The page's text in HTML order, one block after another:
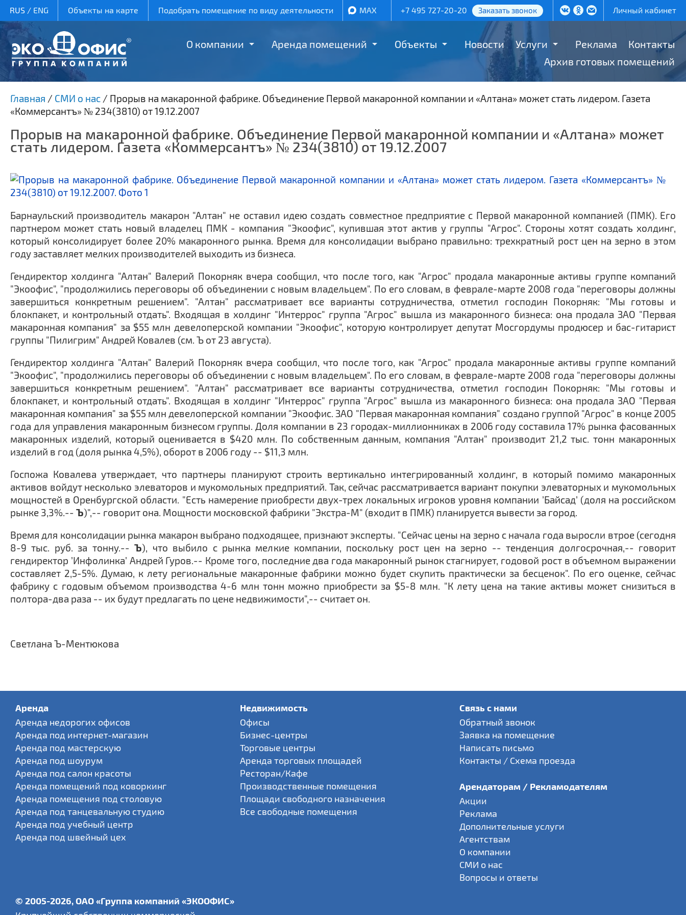
RUS/ ENG Объекты на карте Подобрать помещение по виду деятельности MAX +7 495 727-20-20 Заказать звонок Личный кабинет
О компании Аренда помещений Объекты Новости Услуги Реклама
Контакты
Архив готовых помещений
Главная / СМИ о нас / Прорыв на макаронной фабрике. Объединение Первой макаронной компании и «Алтана» может стать лидером. Газета
«Коммерсантъ» № 234(3810) от 19.12.2007
Прорыв на макаронной фабрике. Объединение Первой макаронной компании и «Алтана» может
стать лидером. Газета «Коммерсантъ» № 234(3810) от 19.12.2007
Барнаульский производитель макарон "Алтан" не оставил идею создать совместное предприятие с Первой макаронной компанией (ПМК). Его
партнером может стать новый владелец ПМК - компания "Экоофис", купившая этот актив у группы "Агрос". Стороны хотят создать холдинг,
который консолидирует более 20% макаронного рынка. Время для консолидации выбрано правильно: трехкратный рост цен на зерно в этом
году заставляет мелких производителей выходить из бизнеса.
Гендиректор холдинга "Алтан" Валерий Покорняк вчера сообщил, что после того, как "Агрос" продала макаронные активы группе компаний
"Экоофис", "продолжились переговоры об объединении с новым владельцем". По его словам, в феврале-марте 2008 года "переговоры должны
завершиться конкретным решением". "Алтан" рассматривает все варианты сотрудничества, отметил господин Покорняк: "Мы готовы и
блокпакет, и контрольный отдать". Входящая в холдинг "Интеррос" группа "Агрос" вышла из макаронного бизнеса: она продала ЗАО "Первая
макаронная компания" за $55 млн девелоперской компании "Экоофис", которую контролирует депутат Мосгордумы продюсер и бас-гитарист
группы "Пилигрим" Андрей Ковалев (см. Ъ от 23 августа).
Гендиректор холдинга "Алтан" Валерий Покорняк вчера сообщил, что после того, как "Агрос" продала макаронные активы группе компаний
"Экоофис", "продолжились переговоры об объединении с новым владельцем". По его словам, в феврале-марте 2008 года "переговоры должны
завершиться конкретным решением". "Алтан" рассматривает все варианты сотрудничества, отметил господин Покорняк: "Мы готовы и
блокпакет, и контрольный отдать". Входящая в холдинг "Интеррос" группа "Агрос" вышла из макаронного бизнеса: она продала ЗАО "Первая
макаронная компания" за $55 млн девелоперской компании "Экоофис. ЗАО "Первая макаронная компания" создано группой "Агрос" в конце 2005
года для управления макаронным бизнесом группы. Доля компании в 23 городах-миллионниках в 2006 году составила 17% рынка фасованных
макаронных изделий, который оценивается в $420 млн. По собственным данным, компания "Алтан" производит 21,2 тыс. тонн макаронных
изделий в год (доля рынка 4,5%), оборот в 2006 году -- $11,3 млн.
Госпожа Ковалева утверждает, что партнеры планируют строить вертикально интегрированный холдинг, в который помимо макаронных
активов войдут несколько элеваторов и мукомольных предприятий. Так, сейчас рассматривается вариант покупки элеваторных и мукомольных
мощностей в Оренбургской области. "Есть намерение приобрести двух-трех локальных игроков уровня компании ’Байсад’ (доля на российском
рынке 3,3%.-- Ъ)",-- говорит она. Мощности московской фабрики "Экстра-М" (входит в ПМК) планируется вывести за город.
Время для консолидации рынка макарон выбрано подходящее, признают эксперты. "Сейчас цены на зерно с начала года выросли втрое (сегодня
8-9 тыс. руб. за тонну.--Ъ), что выбило с рынка мелкие компании, поскольку рост цен на зерно -- тенденция долгосрочная,-- говорит
гендиректор ’Инфолинка’ Андрей Гуров.-- Кроме того, последние два года макаронный рынок стагнирует, годовой рост в объемном выражении
составляет 2,5-5%. Думаю, к лету региональные макаронные фабрики можно будет скупить практически за бесценок". По его оценке, сейчас
фабрику с годовым объемом производства 4-6 млн тонн можно приобрести за $5-8 млн. "К лету цена на такие активы может снизиться в
полтора-два раза -- их будут предлагать по цене недвижимости",-- считает он.
Светлана Ъ-Ментюкова
Аренда
Аренда недорогих офисов
Аренда под интернет-магазин
Аренда под мастерскую
Аренда под шоурум
Аренда под салон красоты
Аренда помещений под коворкинг
Аренда помещения под столовую
Аренда под танцевальную студию
Аренда под учебный центр
Аренда под швейный цех
Недвижимость
Офисы
Бизнес-центры
Торговые центры
Аренда торговых площадей
Ресторан/Кафе
Производственные помещения
Площади свободного назначения
Все свободные помещения
Связь с нами
Обратный звонок
Заявка на помещение
Написать письмо
Контакты / Схема проезда
Арендаторам / Рекламодателям
Акции
Реклама
Дополнительные услуги
Агентствам
О компании
СМИ о нас
Вопросы и ответы
© 2005-2026, ОАО «Группа компаний «ЭКООФИС»